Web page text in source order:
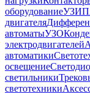
оборудованиеУЗИП
двигателя
автоматыУЗО
электродвигателей
автоматики
освещение
светильники
светотехники